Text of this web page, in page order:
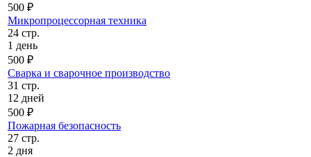
500 ₽
Микропроцессорная техника
24 стр.
1 день
500 ₽
Сварка и сварочное производство
31 стр.
12 дней
500 ₽
Пожарная безопасность
27 стр.
2 дня